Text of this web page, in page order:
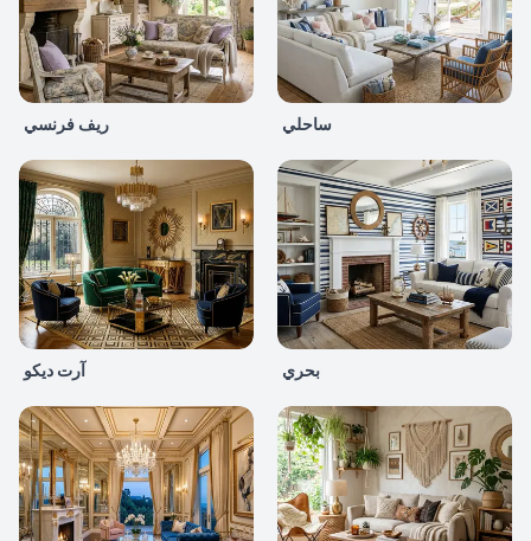
ريف فرنسي ساحلي
آرت ديكو بحري